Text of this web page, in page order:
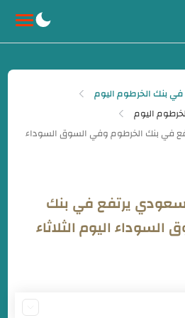
بنك الخرطوم اليوم
اليوم
يرتفع في بنك
اليوم الثلاثاء